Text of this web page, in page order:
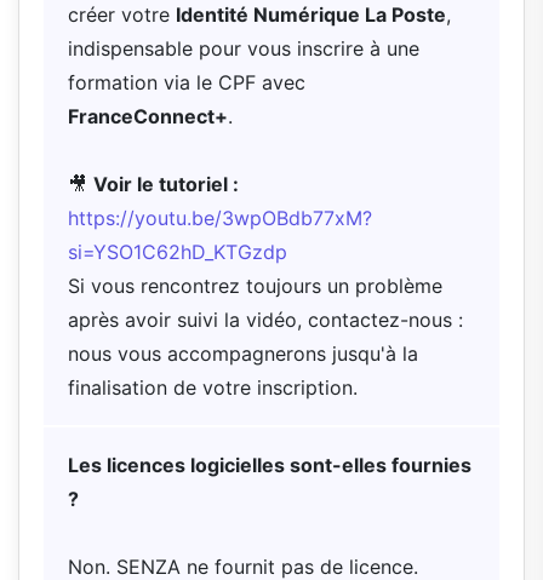
créer votre Identité Numérique La Poste,
indispensable pour vous inscrire à une
formation via le CPF avec
FranceConnect+.
🎥 Voir le tutoriel :
https://youtu.be/3wpOBdb77xM?
si=YSO1C62hD_KTGzdp
Si vous rencontrez toujours un problème
après avoir suivi la vidéo, contactez-nous :
nous vous accompagnerons jusqu'à la
finalisation de votre inscription.
Les licences logicielles sont-elles fournies
?
Non. SENZA ne fournit pas de licence.